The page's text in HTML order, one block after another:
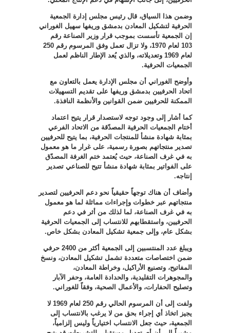
وضمن هذا السياق، قال رئيس مجلس إدارة الجمعية
الحرفية لتشكيل المعادن بدمشق وريفها سهيل الغوراني
إن الجمعية تأسست بموجب قرار وزير الصناعة رقم
103 لعام 1970، ولا تزال تعمل وفق المرسوم رقم 250
لعام 1969 وتعديلاته، والذي يُعد الإطار الناظم لعمل
الجمعيات الحرفية.
وأوضح الغوراني أن مجلس الإدارة يعمل بالتعاون مع
اتحاد الحرفيين بدمشق وريفها على تقديم التسهيلات
الممكنة للحرفيين ضمن القوانين والأنظمة النافذة.
كما أشار إلى وجود توجه لاستصدار قرار يتيح اعتماد
أختام الجمعيات الحرفية المصدّقة من الاتحاد الفرعي
بمثابة شهادة منشأ للمنتجات الحرفية، بما يتيح للحرفيين
تصدير منتجاتهم بصورة رسمية، على غرار ما هو معمول
به في غرف الصناعة، حيث يُعتمد ختم الغرفة المصدّق
على الفواتير بمثابة شهادة منشأ تتيح للصناعي تصدير
إنتاجه.
وأضاف أن هناك توجهاً حقيقياً نحو دعم الحرفيين لتصدير
منتجاتهم عبر خطوات وإجراءات مماثلة لما هو معمول
به في غرف الصناعة، لما لذلك من أثر في دعم
الحرفيين، واستقطابهم للانتساب إلى الجمعيات الحرفية
بشكل عام، وإلى جمعية تشكيل المعادن بشكل خاص.
ويبلغ عدد المنتسبين إلى الجمعية أكثر من 2400 حرفي
ضمن اختصاصات متعددة تشمل تشكيل المعادن، ونسخ
المفاتيح، وتصنيع الأراكيل، وخراطة المعادن،
والمجوهرات التقليدية، والحدادة العامة، وحفر الآبار
وتصليح الحفارات، والأعمال الصحية، وفقاً للغوراني.
ولفت إلى أن المرسوم الحالي رقم 250 لعام 1969 لا
يجيز اتخاذ أي إجراء بحق من لا يرغب بالانتساب إلى
الجمعية، حيث جعل الانتساب اختيارياً وليس إلزامياً،